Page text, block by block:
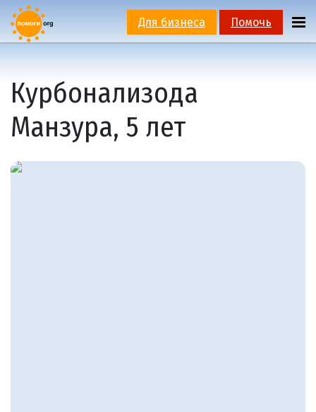
Для бизнеса Помочь
Курбонализода
Манзура, 5 лет